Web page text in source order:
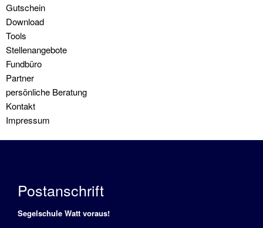
Modul
Nachtfahrt
Modul
Navigation
Modul
Rettungsmanöver
Winterarbeiten
Gutschein
Download
Tools
Stellenangebote
Fundbüro
Partner
persönliche Beratung
Kontakt
Impressum
Postanschrift
Segelschule Watt voraus!